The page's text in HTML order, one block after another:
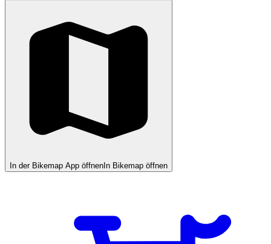
In der Bikemap App öffnen In Bikemap öffnen